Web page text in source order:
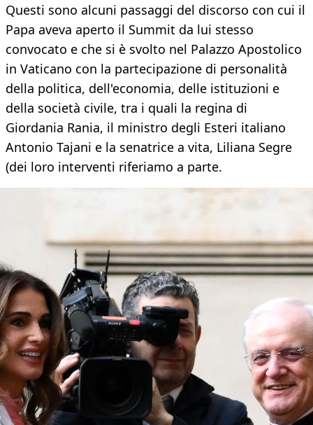
Questi sono alcuni passaggi del discorso con cui il
Papa aveva aperto il Summit da lui stesso
convocato e che si è svolto nel Palazzo Apostolico
in Vaticano con la partecipazione di personalità
della politica, dell'economia, delle istituzioni e
della società civile, tra i quali la regina di
Giordania Rania, il ministro degli Esteri italiano
Antonio Tajani e la senatrice a vita, Liliana Segre
(dei loro interventi riferiamo a parte.